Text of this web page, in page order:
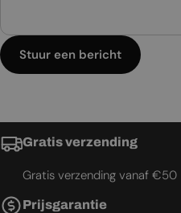
Stuur een bericht
Gratis verzending
Gratis verzending vanaf €50
Prijsgarantie